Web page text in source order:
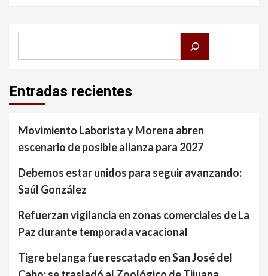
Entradas recientes
Movimiento Laborista y Morena abren
escenario de posible alianza para 2027
Debemos estar unidos para seguir avanzando:
Saúl González
Refuerzan vigilancia en zonas comerciales de La
Paz durante temporada vacacional
Tigre belanga fue rescatado en San José del